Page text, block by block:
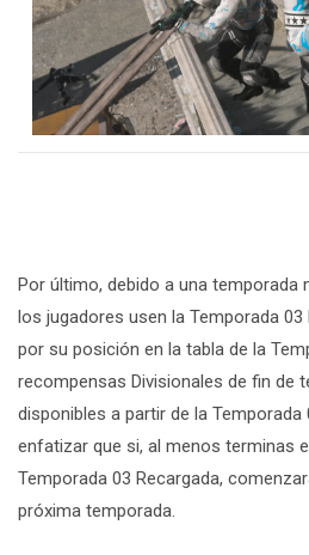
Por último, debido a una temporada
los jugadores usen la Temporada
por su posición en la tabla de la
recompensas Divisionales de fin de
disponibles a partir de la Temporada
enfatizar que si, al menos terminas
Temporada 03 Recargada,
próxima temporada.